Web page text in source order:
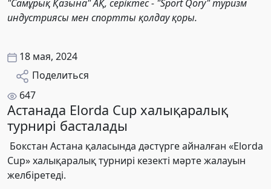
"Самұрық Қазына" АҚ, серіктес - "Sport Qory" туризм
индустриясы мен спортты қолдау қоры.
18 мая, 2024
Поделиться
647
Астанада Elorda Cup халықаралық
турнирі басталады
Бокстан Астана қаласында дәстүрге айналған «Elorda
Cup» халықаралық турнирі кезекті мәрте жалауын
желбіретеді.